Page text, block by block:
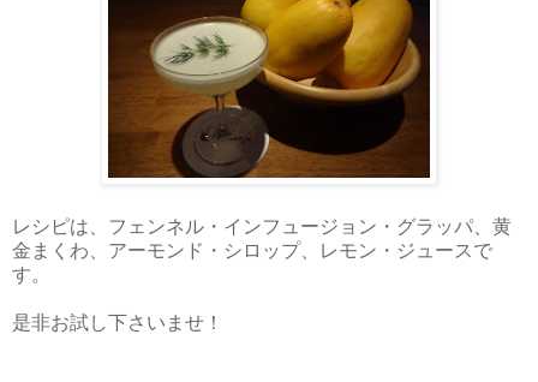
レシピは、フェンネル・インフュージョン・グラッパ、黄
金まくわ、アーモンド・シロップ、レモン・ジュースで
す。
是非お試し下さいませ！